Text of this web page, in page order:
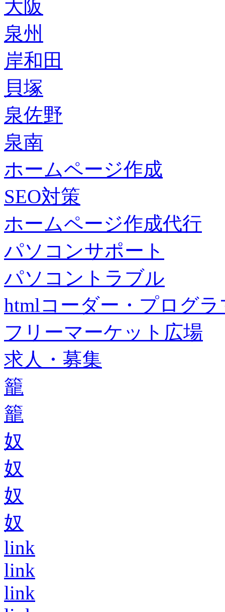
大阪
泉州
岸和田
貝塚
泉佐野
泉南
ホームページ作成
SEO対策
ホームページ作成代行
パソコンサポート
パソコントラブル
htmlコーダー・プログラ
フリーマーケット広場
求人・募集
籠
籠
奴
奴
奴
奴
link
link
link